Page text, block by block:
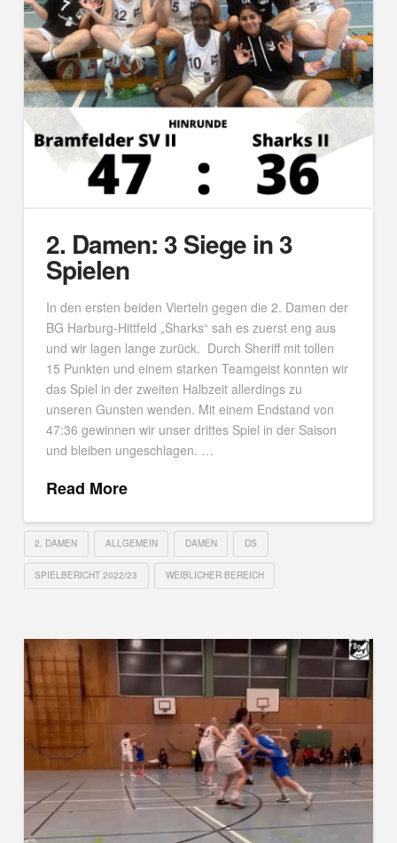
2. Damen: 3 Siege in 3
Spielen
In den ersten beiden Vierteln gegen die 2. Damen der
BG Harburg-Hittfeld „Sharks“ sah es zuerst eng aus
und wir lagen lange zurück. Durch Sheriff mit tollen
15 Punkten und einem starken Teamgeist konnten wir
das Spiel in der zweiten Halbzeit allerdings zu
unseren Gunsten wenden. Mit einem Endstand von
47:36 gewinnen wir unser drittes Spiel in der Saison
und bleiben ungeschlagen. …
Read More
2. DAMEN ALLGEMEIN DAMEN DS
SPIELBERICHT 2022/23 WEIBLICHER BEREICH